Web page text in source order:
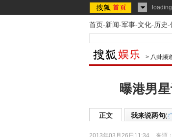
首页-新闻-军事-文化-历史-
> 八卦频
曝港男
正文 我来说两句(
2013年03月26日11:34 来源：